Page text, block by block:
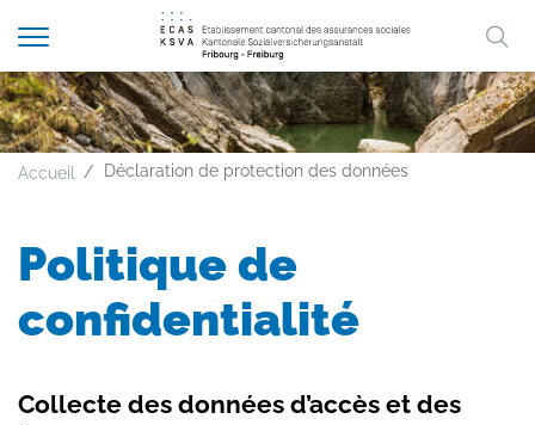
FR DE
A A A
Afficher
la
navigation
Accueil Déclaration de protection des données
Politique de
confidentialité
Collecte des données d’accès et des